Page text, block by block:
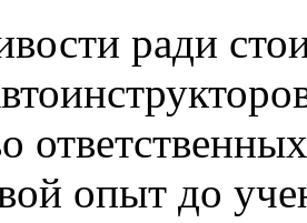
ради
опыт до